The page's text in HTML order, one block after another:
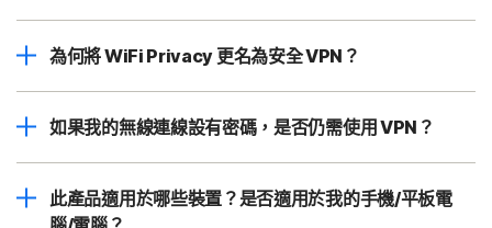
為何將 WiFi Privacy 更名為安全 VPN？
如果我的無線連線設有密碼，是否仍需使用 VPN？
此產品適用於哪些裝置？是否適用於我的手機/平板電